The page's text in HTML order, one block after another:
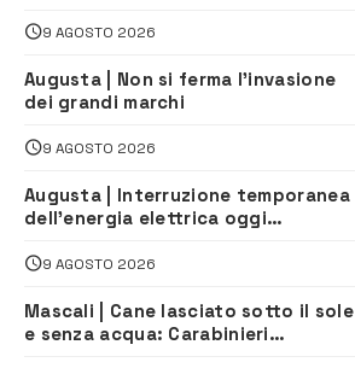
9 AGOSTO 2026
Augusta | Non si ferma l’invasione
dei grandi marchi
9 AGOSTO 2026
Augusta | Interruzione temporanea
dell’energia elettrica oggi
lavori
9 AGOSTO 2026
Mascali | Cane lasciato sotto il sole
e senza acqua: Carabinieri